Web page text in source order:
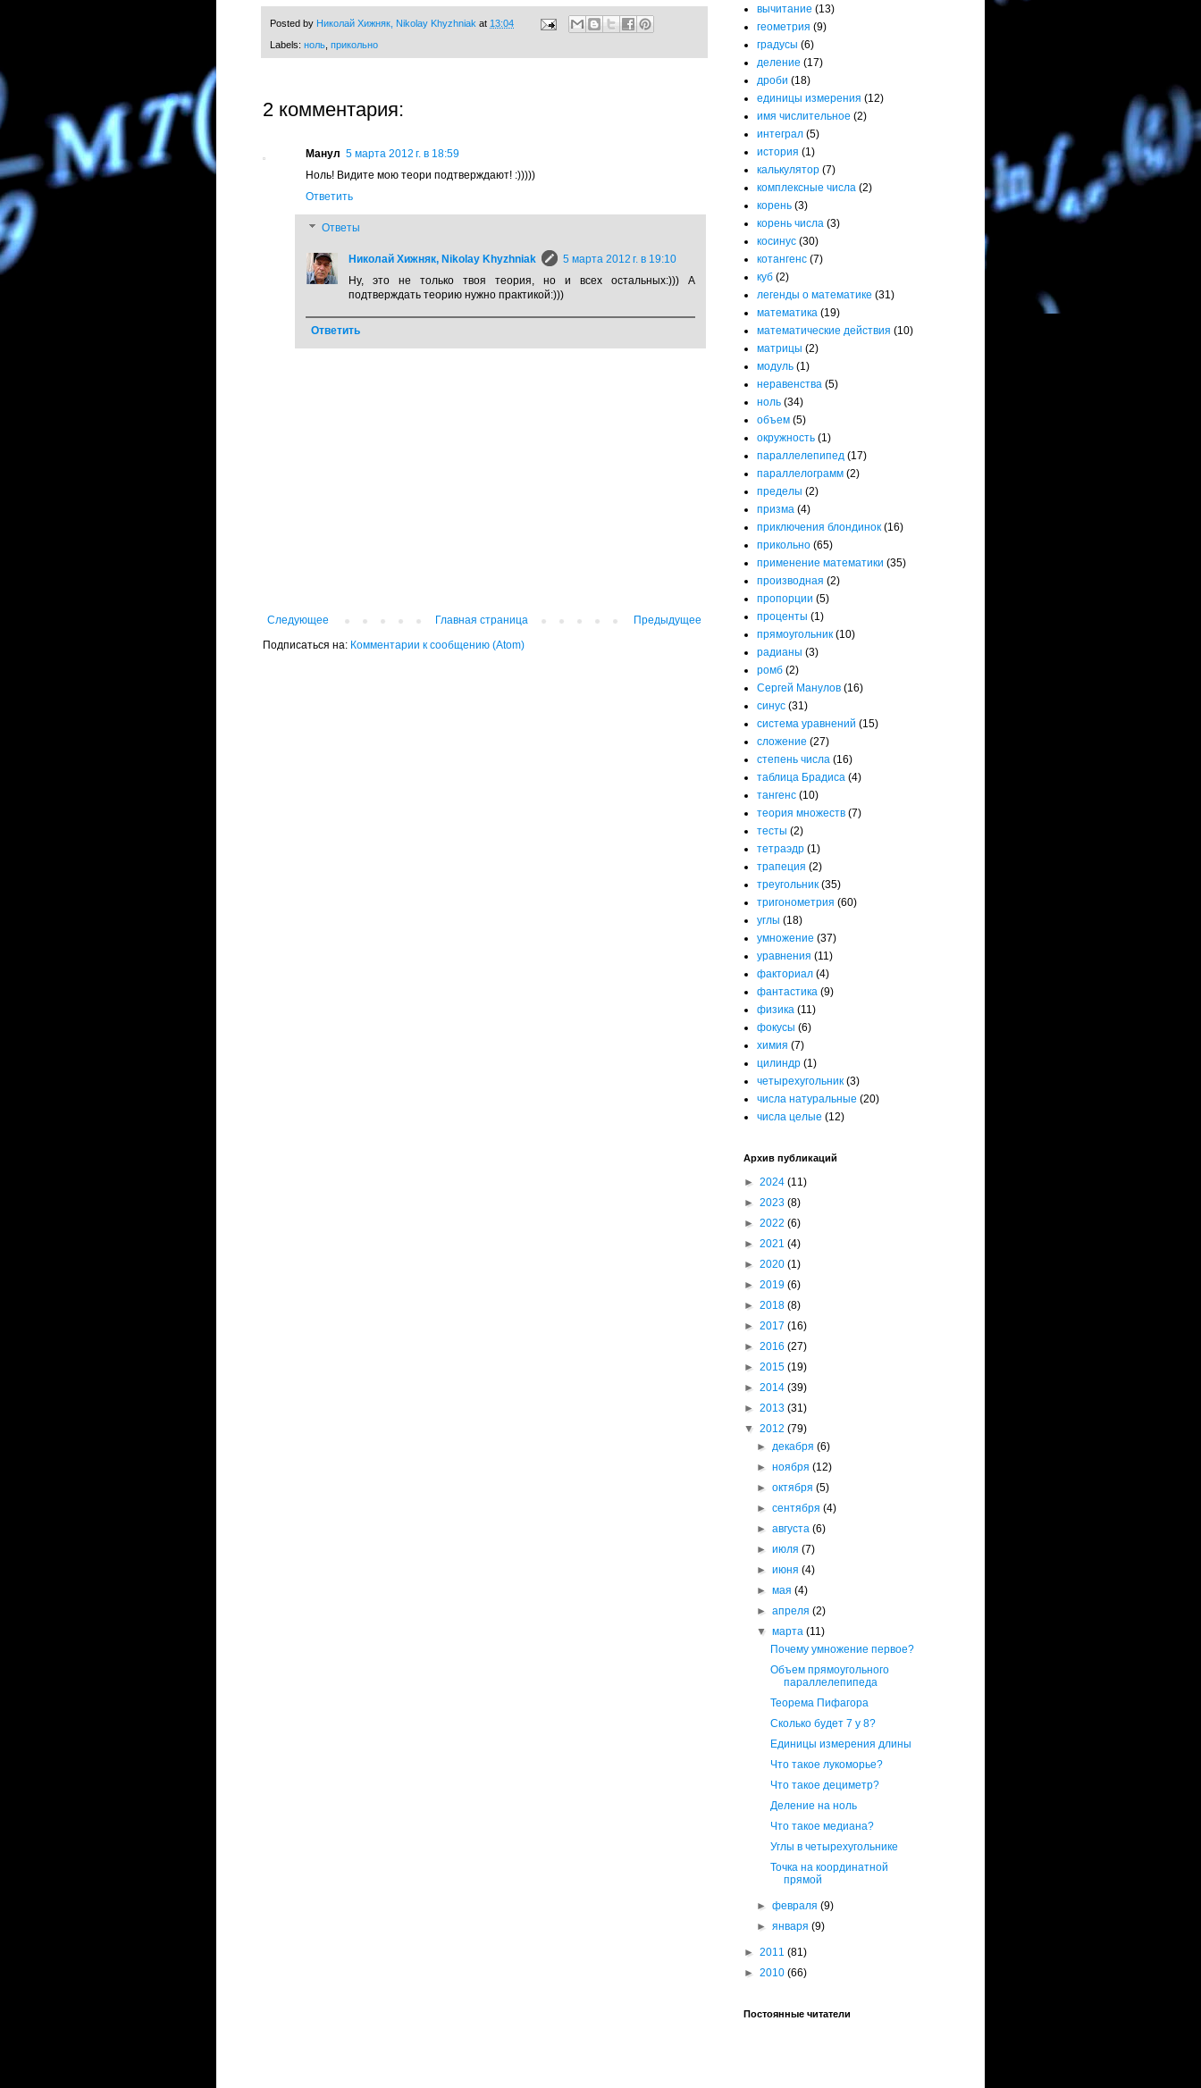
Posted by Николай Хижняк, Nikolay Khyzhniak at 13:04
Labels: ноль, прикольно
2 комментария:
Манул 5 марта 2012 г. в 18:59
Ноль! Видите мою теори подтверждают! :)))))
Ответить
Ответы
Николай Хижняк, Nikolay Khyzhniak
5 марта 2012 г. в 19:10
Ну, это не только твоя теория, но и всех остальных:))) А
подтверждать теорию нужно практикой:)))
Ответить
Следующее Предыдущее
Главная страница
Подписаться на: Комментарии к сообщению (Atom)
вычитание (13)
геометрия (9)
градусы (6)
деление (17)
дроби (18)
единицы измерения (12)
имя числительное (2)
интеграл (5)
история (1)
калькулятор (7)
комплексные числа (2)
корень (3)
корень числа (3)
косинус (30)
котангенс (7)
куб (2)
легенды о математике (31)
математика (19)
математические действия (10)
матрицы (2)
модуль (1)
неравенства (5)
ноль (34)
объем (5)
окружность (1)
параллелепипед (17)
параллелограмм (2)
пределы (2)
призма (4)
приключения блондинок (16)
прикольно (65)
применение математики (35)
производная (2)
пропорции (5)
проценты (1)
прямоугольник (10)
радианы (3)
ромб (2)
Сергей Манулов (16)
синус (31)
система уравнений (15)
сложение (27)
степень числа (16)
таблица Брадиса (4)
тангенс (10)
теория множеств (7)
тесты (2)
тетраэдр (1)
трапеция (2)
треугольник (35)
тригонометрия (60)
углы (18)
умножение (37)
уравнения (11)
факториал (4)
фантастика (9)
физика (11)
фокусы (6)
химия (7)
цилиндр (1)
четырехугольник (3)
числа натуральные (20)
числа целые (12)
Архив публикаций
► 2024 (11)
► 2023 (8)
► 2022 (6)
► 2021 (4)
► 2020 (1)
► 2019 (6)
► 2018 (8)
► 2017 (16)
► 2016 (27)
► 2015 (19)
► 2014 (39)
► 2013 (31)
▼ 2012 (79)
►декабря(6)
►ноября(12)
►октября(5)
►сентября(4)
►августа(6)
►июля(7)
►июня(4)
►мая(4)
►апреля(2)
▼марта(11)
Почему умножение первое?
Объем прямоугольного
параллелепипеда
Теорема Пифагора
Сколько будет 7 у 8?
Единицы измерения длины
Что такое лукоморье?
Что такое дециметр?
Деление на ноль
Что такое медиана?
Углы в четырехугольнике
Точка на координатной
прямой
►февраля(9)
►января(9)
► 2011 (81)
► 2010 (66)
Постоянные читатели